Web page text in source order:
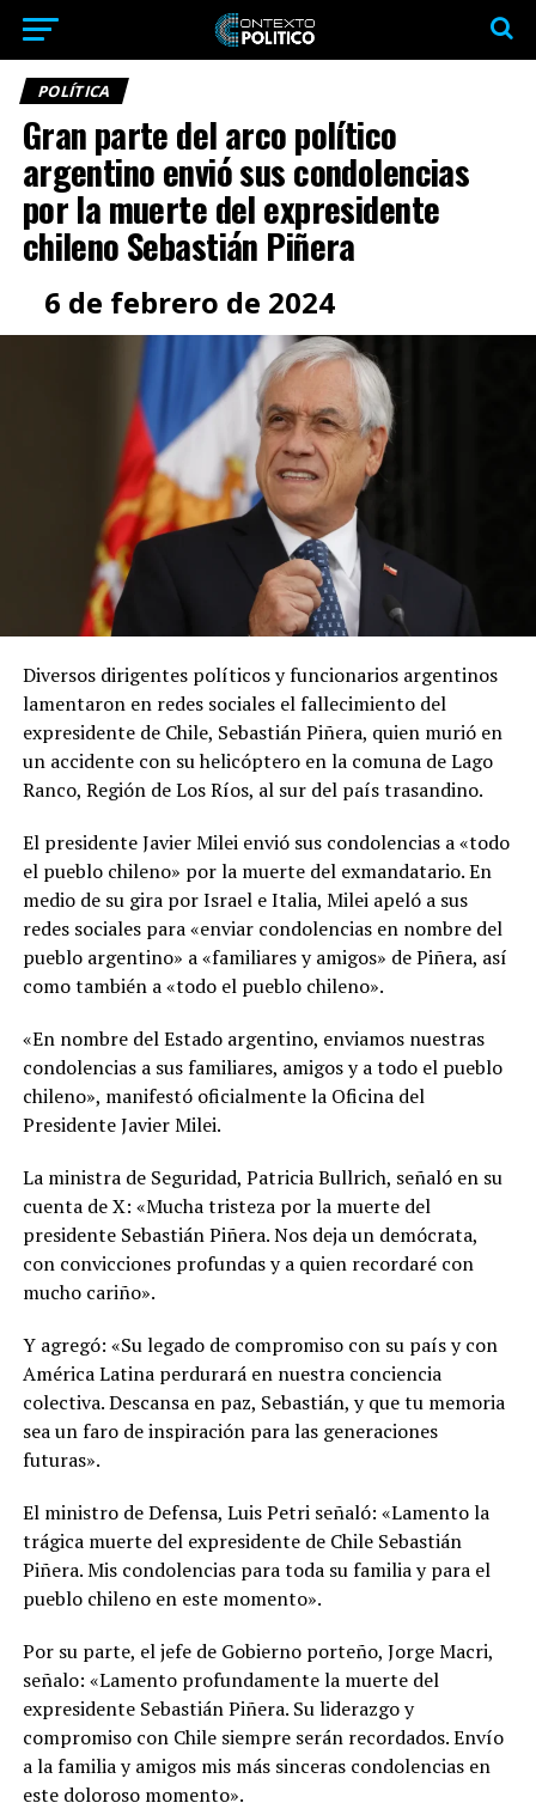
POLÍTICA
Gran parte del arco político
argentino envió sus condolencias
por la muerte del expresidente
chileno Sebastián Piñera
6 de febrero de 2024
Diversos dirigentes políticos y funcionarios argentinos
lamentaron en redes sociales el fallecimiento del
expresidente de Chile, Sebastián Piñera, quien murió en
un accidente con su helicóptero en la comuna de Lago
Ranco, Región de Los Ríos, al sur del país trasandino.
El presidente Javier Milei envió sus condolencias a «todo
el pueblo chileno» por la muerte del exmandatario. En
medio de su gira por Israel e Italia, Milei apeló a sus
redes sociales para «enviar condolencias en nombre del
pueblo argentino» a «familiares y amigos» de Piñera, así
como también a «todo el pueblo chileno».
«En nombre del Estado argentino, enviamos nuestras
condolencias a sus familiares, amigos y a todo el pueblo
chileno», manifestó oficialmente la Oficina del
Presidente Javier Milei.
La ministra de Seguridad, Patricia Bullrich, señaló en su
cuenta de X: «Mucha tristeza por la muerte del
presidente Sebastián Piñera. Nos deja un demócrata,
con convicciones profundas y a quien recordaré con
mucho cariño».
Y agregó: «Su legado de compromiso con su país y con
América Latina perdurará en nuestra conciencia
colectiva. Descansa en paz, Sebastián, y que tu memoria
sea un faro de inspiración para las generaciones
futuras».
El ministro de Defensa, Luis Petri señaló: «Lamento la
trágica muerte del expresidente de Chile Sebastián
Piñera. Mis condolencias para toda su familia y para el
pueblo chileno en este momento».
Por su parte, el jefe de Gobierno porteño, Jorge Macri,
señalo: «Lamento profundamente la muerte del
expresidente Sebastián Piñera. Su liderazgo y
compromiso con Chile siempre serán recordados. Envío
a la familia y amigos mis más sinceras condolencias en
este doloroso momento».